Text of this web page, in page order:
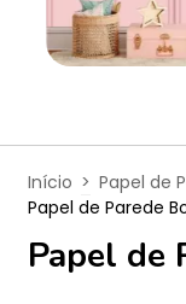
Início > Papel de
Papel de Parede
Papel de